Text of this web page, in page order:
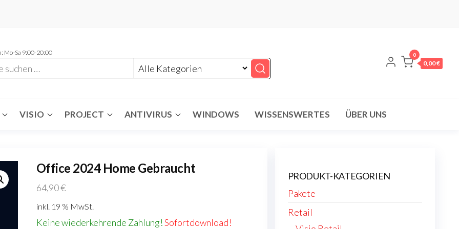
Mo-Sa 9:00-20:00 0
0,00 €
VISIO PROJECT ANTIVIRUS WINDOWS WISSENSWERTES ÜBER UNS
Office 2024 Home Gebraucht
64,90€
inkl. 19 % MwSt.
Keine wiederkehrende Zahlung!Sofortdownload!
PRODUKT-KATEGORIEN
Pakete
Retail